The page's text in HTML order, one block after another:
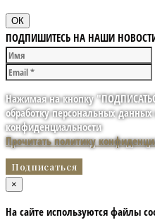
ОК
ПОДПИШИТЕСЬ НА НАШИ
Нажимая на кнопку
обработку персональных
конфиденциальности
Прочитать политику
×
На сайте используются файлы